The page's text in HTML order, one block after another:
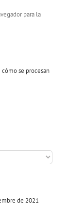
para la
se procesan
de 2021